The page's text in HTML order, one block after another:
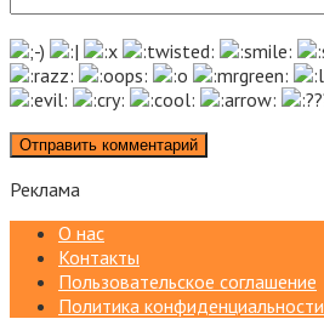
Реклама
О нас
Контакты
Пользовательское соглашение
Политика конфиденциальности